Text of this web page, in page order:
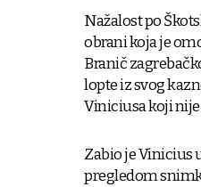
Nažalost po
obrani koja je
Branič
lopte iz svog
Viniciusa koji
Zabio je Vinicius
pregledom